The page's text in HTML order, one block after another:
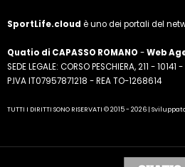
SportLife.cloud è uno dei portali del
Quatio di CAPASSO ROMANO -Web
SEDE LEGALE: CORSO PESCHIERA, 211 - 10141
P.IVA IT07957871218 - REA TO-1268614
TUTTI I DIRITTI SONO RISERVATI © 2015 - 2026 |